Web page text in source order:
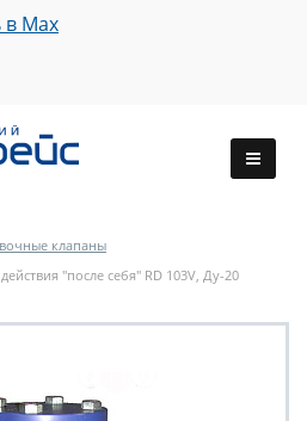
в Max
клапаны
"после себя" RD 103V, Ду-20